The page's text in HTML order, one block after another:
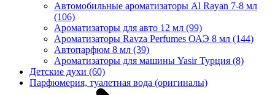
Автомобильные ароматизаторы Al Rayan 7-8 мл
(106)
Ароматизаторы для авто 12 мл (99)
Ароматизаторы Ravza Perfumes ОАЭ 8 мл (144)
Автопарфюм 8 мл (39)
Ароматизаторы для машины Yasir Турция (8)
Детские духи (60)
Парфюмерия, туалетная вода (оригиналы)